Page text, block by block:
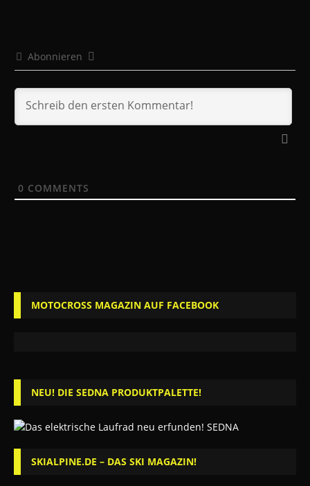
Abonnieren
0 COMMENTS
MOTOCROSS MAGAZIN AUF FACEBOOK
NEU! DIE SEDNA PRODUKTPALETTE!
SKIALPINE.DE – DAS SKI MAGAZIN!